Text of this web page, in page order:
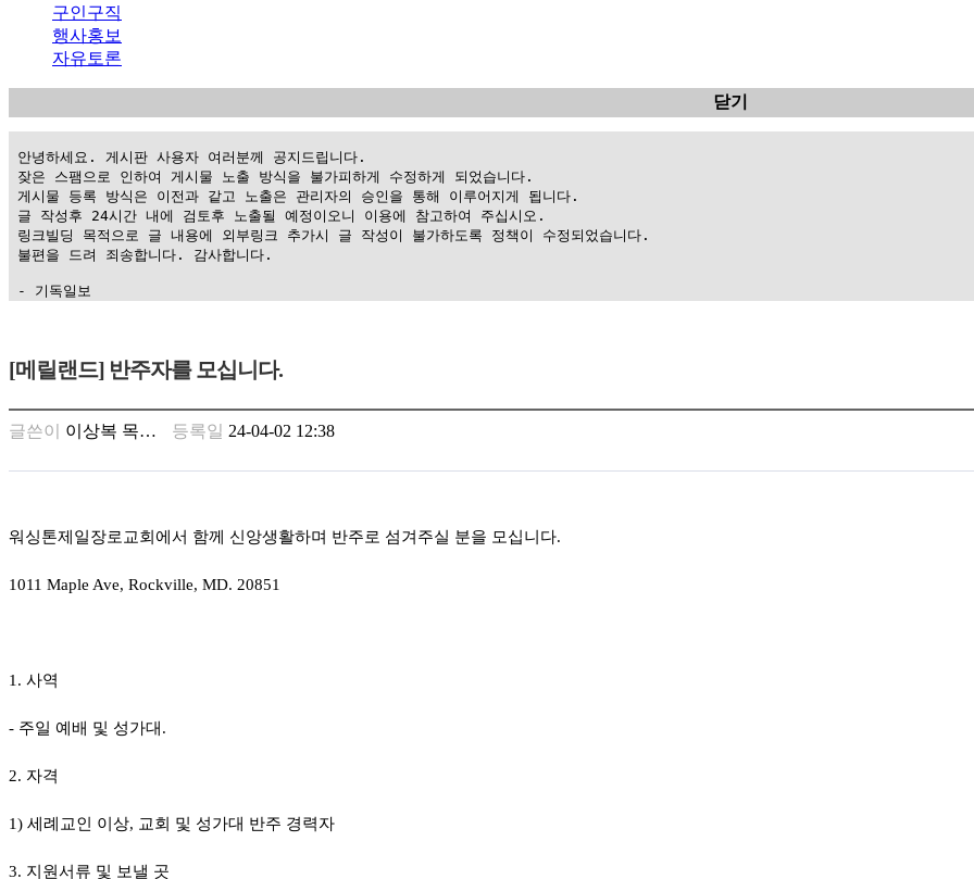
구인구직
행사홍보
자유토론
닫기
안녕하세요. 게시판 사용자 여러분께 공지드립니다.
잦은 스팸으로 인하여 게시물 노출 방식을 불가피하게 수정하게 되었습니다.
게시물 등록 방식은 이전과 같고 노출은 관리자의 승인을 통해 이루어지게 됩니다.
글 작성후 24시간 내에 검토후 노출될 예정이오니 이용에 참고하여 주십시오.
링크빌딩 목적으로 글 내용에 외부링크 추가시 글 작성이 불가하도록 정책이 수정되었습니다.
불편을 드려 죄송합니다. 감사합니다.
- 기독일보
만
찾
기
크
키
합
출
안
러
약
[메릴랜드] 반주자를 모십니다.
글쓴이 이상복 목… 등록일 24-04-02 12:38
워싱톤제일장로교회에서 함께 신앙생활하며 반주로 섬겨주실 분을 모십니다.
1011 Maple Ave, Rockville, MD. 20851
1. 사역
- 주일 예배 및 성가대 .
2. 자격
1) 세례교인 이상, 교회 및 성가대 반주 경력자
3. 지원서류 및 보낼 곳